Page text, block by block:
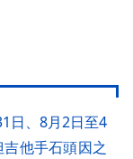
日、8月2日至4
他手石頭因之